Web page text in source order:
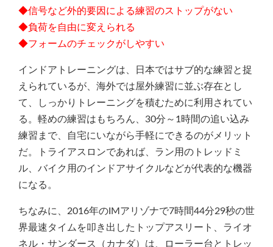
◆信号など外的要因による練習のストップがない
◆負荷を自由に変えられる
◆フォームのチェックがしやすい
インドアトレーニングは、日本ではサブ的な練習と捉
えられているが、海外では屋外練習に並ぶ存在とし
て、しっかりトレーニングを積むために利用されてい
る。軽めの練習はもちろん、30分～1時間の追い込み
練習まで、自宅にいながら手軽にできるのがメリット
だ。トライアスロンであれば、ラン用のトレッドミ
ル、バイク用のインドアサイクルなどが代表的な機器
になる。
ちなみに、2016年のIMアリゾナで7時間44分29秒の世
界最速タイムを叩き出したトップアスリート、ライオ
ネル・サンダース（カナダ）は、ローラー台とトレッ